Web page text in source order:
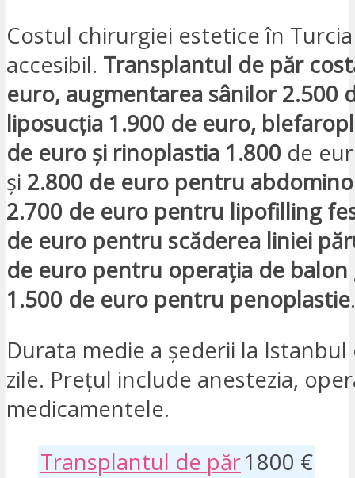
Costul chirurgiei estetice în
accesibil. Transplantul de păr
euro, augmentarea sânilor 2.500
liposucția 1.900 de euro,
de euro și rinoplastia 1.800 de
și 2.800 de euro pentru
2.700 de euro pentru lipofilling
de euro pentru scăderea liniei
de euro pentru operația de balon
1.500 de euro pentru penoplastie.
Durata medie a șederii la Istanbul
zile. Prețul include anestezia,
medicamentele.
Transplantul de păr1800 €